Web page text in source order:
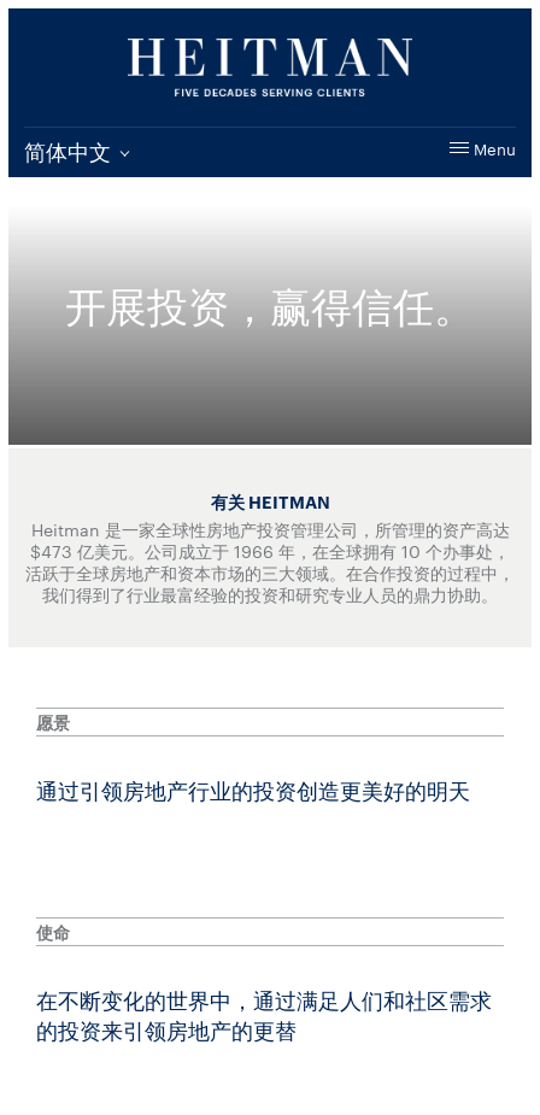
简体中文 Menu
开展投资，赢得信任。
有关 HEITMAN
Heitman 是一家全球性房地产投资管理公司，所管理的资产高达
$473 亿美元。公司成立于 1966 年，在全球拥有 10 个办事处，
活跃于全球房地产和资本市场的三大领域。在合作投资的过程中，
我们得到了行业最富经验的投资和研究专业人员的鼎力协助。
愿景
通过引领房地产行业的投资创造更美好的明天
使命
在不断变化的世界中，通过满足人们和社区需求
的投资来引领房地产的更替